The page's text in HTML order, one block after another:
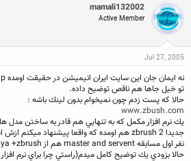
mamali132002
Active Member
Jul 27, 2005
تو خيل جاها هم ناقص توضيح داده.
حالا كه پست زدم چون نميخوام بدون لينك باشه :
www.zbush.com
يك نرم افزار مكمل كه به تنهايي هم قادر به ساختن
جديدا zbrush 2 هم اومده كه واقعا پيشنهاد ميكنم ازش استفاده كنين.
نفر اول مسابقه master and servent هم از maya +zbrush استفاده كرده بود.
حالا بزودي يك توضيح كامل ميدم(راستي چرا براي نرم